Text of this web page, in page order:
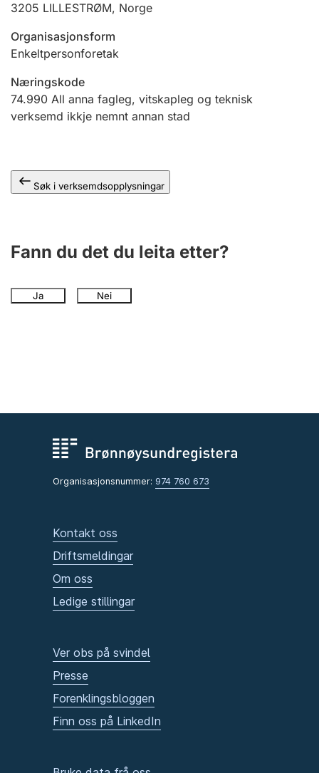
Ektepaktrettleiaren
Andre tema
3205 LILLESTRØM, Norge
Organisasjonsform
Enkeltpersonforetak
Næringskode
74.990 All anna fagleg, vitskapleg og teknisk
verksemd ikkje nemnt annan stad
Søk i verksemdsopplysningar
Fann du det du leita etter?
Ja Nei
Organisasjonsnummer: 974 760 673
Kontakt oss
Driftsmeldingar
Om oss
Ledige stillingar
Ver obs på svindel
Presse
Forenklingsbloggen
Finn oss på LinkedIn